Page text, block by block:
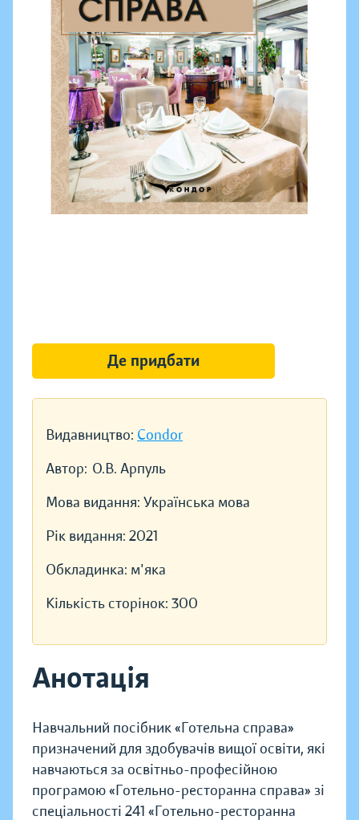
Видавництво: Condor
Автор: О.В. Арпуль
Мова видання: Українська мова
Рік видання: 2021
Обкладинка: м'яка
Кількість сторінок: 300
Анотація
Навчальний посібник «Готельна справа»
призначений для здобувачів вищої освіти, які
навчаються за освітньо-професійною
програмою «Готельно-ресторанна справа» зі
спеціальності 241 «Готельно-ресторанна
Де придбати